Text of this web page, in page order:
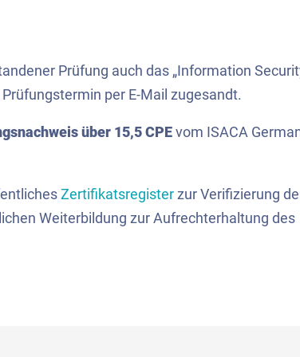
Prüfung auch das „Information
per E-Mail zugesandt.
über 15,5 CPEvom ISACA
Zertifikatsregister zur Verifizierung
Weiterbildung zur Aufrechterhaltung des